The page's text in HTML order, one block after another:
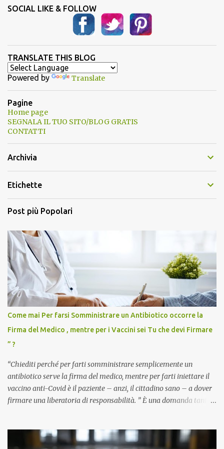
SOCIAL LIKE & FOLLOW
TRANSLATE THIS BLOG
Powered by Translate
Pagine
Home page
SEGNALA IL TUO SITO/BLOG GRATIS
CONTATTI
Archivia
Etichette
Post più Popolari
Come mai Per farsi Somministrare un Antibiotico occorre la
Firma del Medico , mentre per i Vaccini sei Tu che devi Firmare
” ?
“Chiediti perché per farti somministrare semplicemente un
antibiotico serve la firma del medico, mentre per farti iniettare il
vaccino anti-Covid è il paziente – anzi, il cittadino sano – a dover
firmare una liberatoria di responsabilità. ” È una domanda tanto
pandemia. Un interrogativo che dovrebbe scuotere chiunque abbia